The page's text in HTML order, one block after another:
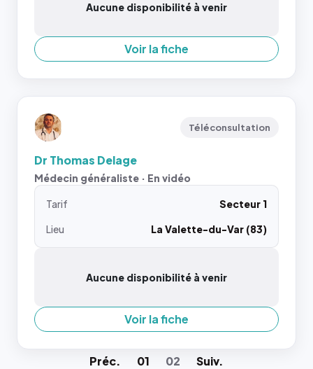
Aucune disponibilité à venir
Voir la fiche
Téléconsultation
Dr Thomas Delage
Médecin généraliste · En vidéo
Tarif
Secteur 1
Lieu
La Valette-du-Var (83)
Aucune disponibilité à venir
Voir la fiche
Préc. 01 02 Suiv.